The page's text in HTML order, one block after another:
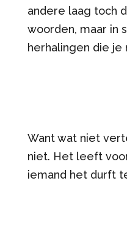
andere laag toch
woorden, maar in
herhalingen die je
Want wat niet
niet. Het leeft
iemand het durft